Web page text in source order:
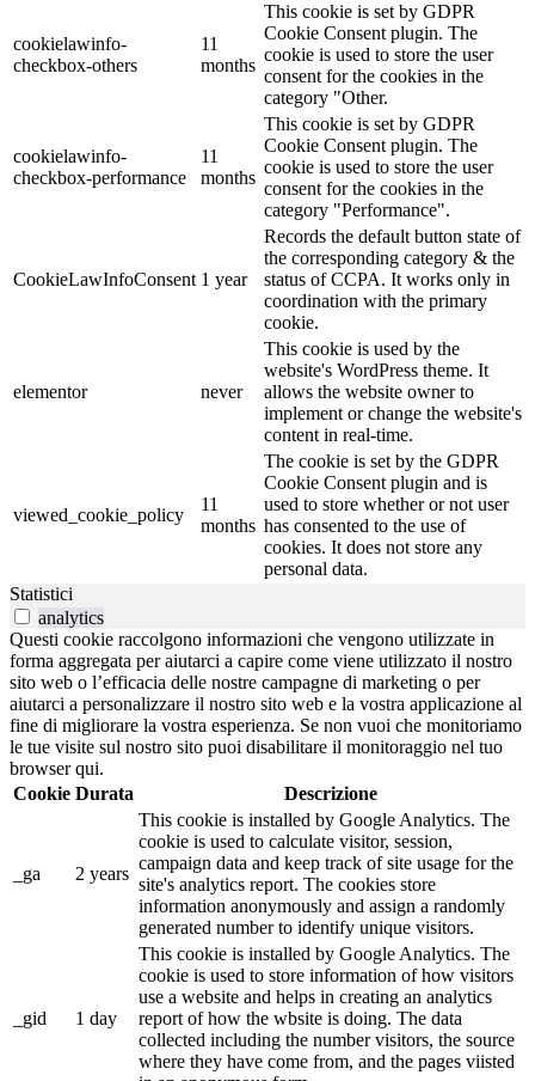
cookielawinfo-
checkbox-others
11
months
This cookie is set by GDPR
Cookie Consent plugin. The
cookie is used to store the user
consent for the cookies in the
category "Other.
cookielawinfo-
checkbox-performance
11
months
This cookie is set by GDPR
Cookie Consent plugin. The
cookie is used to store the user
consent for the cookies in the
category "Performance".
CookieLawInfoConsent 1 year
Records the default button state of
the corresponding category & the
status of CCPA. It works only in
coordination with the primary
cookie.
elementor never
This cookie is used by the
website's WordPress theme. It
allows the website owner to
implement or change the website's
content in real-time.
viewed_cookie_policy
11
months
The cookie is set by the GDPR
Cookie Consent plugin and is
used to store whether or not user
has consented to the use of
cookies. It does not store any
personal data.
Statistici
analytics
Questi cookie raccolgono informazioni che vengono utilizzate in
forma aggregata per aiutarci a capire come viene utilizzato il nostro
sito web o l’efficacia delle nostre campagne di marketing o per
aiutarci a personalizzare il nostro sito web e la vostra applicazione al
fine di migliorare la vostra esperienza. Se non vuoi che monitoriamo
le tue visite sul nostro sito puoi disabilitare il monitoraggio nel tuo
browser qui.
Cookie Durata Descrizione
_ga 2 years
This cookie is installed by Google Analytics. The
cookie is used to calculate visitor, session,
campaign data and keep track of site usage for the
site's analytics report. The cookies store
information anonymously and assign a randomly
generated number to identify unique visitors.
_gid 1 day
This cookie is installed by Google Analytics. The
cookie is used to store information of how visitors
use a website and helps in creating an analytics
report of how the wbsite is doing. The data
collected including the number visitors, the source
where they have come from, and the pages viisted